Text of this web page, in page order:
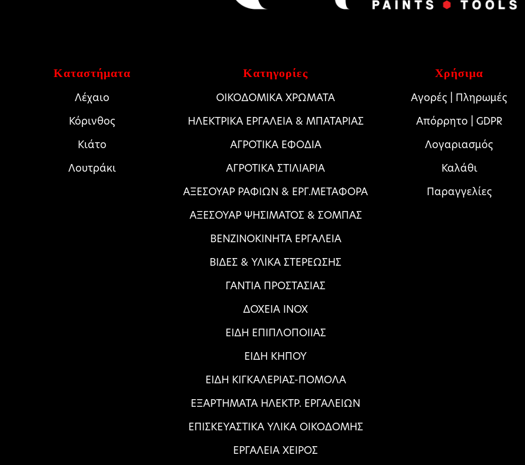
Καταστήματα
Λέχαιο
Κόρινθος
Κιάτο
Λουτράκι
Κατηγορίες
ΟΙΚΟΔΟΜΙΚΑ ΧΡΩΜΑΤΑ
HΛΕΚΤΡΙΚΑ ΕΡΓΑΛΕΙΑ & ΜΠΑΤΑΡΙΑΣ
ΑΓΡΟΤΙΚΑ ΕΦΟΔΙΑ
ΑΓΡΟΤΙΚΑ ΣΤΙΛΙΑΡΙΑ
ΑΞΕΣΟΥΑΡ ΡΑΦΙΩΝ & ΕΡΓ.ΜΕΤΑΦΟΡΑ
ΑΞΕΣΟΥΑΡ ΨΗΣΙΜΑΤΟΣ & ΣΟΜΠΑΣ
ΒΕΝΖΙΝΟΚΙΝΗΤΑ ΕΡΓΑΛΕΙΑ
ΒΙΔΕΣ & ΥΛΙΚΑ ΣΤΕΡΕΩΣΗΣ
ΓΑΝΤΙΑ ΠΡΟΣΤΑΣΙΑΣ
ΔΟΧΕΙΑ ΙΝΟΧ
ΕΙΔΗ ΕΠΙΠΛΟΠΟΙΙΑΣ
ΕΙΔΗ ΚΗΠΟΥ
ΕΙΔΗ ΚΙΓΚΑΛΕΡΙΑΣ-ΠΟΜΟΛΑ
ΕΞΑΡΤΗΜΑΤΑ ΗΛΕΚΤΡ. ΕΡΓΑΛΕΙΩΝ
ΕΠΙΣΚΕΥΑΣΤΙΚΑ ΥΛΙΚΑ ΟΙΚΟΔΟΜΗΣ
ΕΡΓΑΛΕΙΑ ΧΕΙΡΟΣ
Χρήσιμα
Αγορές | Πληρωμές
Απόρρητο | GDPR
Λογαριασμός
Καλάθι
Παραγγελίες